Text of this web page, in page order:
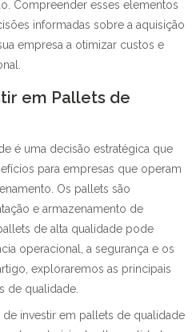
Compreender esses elementos
informadas sobre a aquisição
empresa a otimizar custos e
em Pallets de
é uma decisão estratégica que
para empresas que operam
Os pallets são
e armazenamento de
de alta qualidade pode
operacional, a segurança e os
exploraremos as principais
de qualidade.
de investir em pallets de qualidade